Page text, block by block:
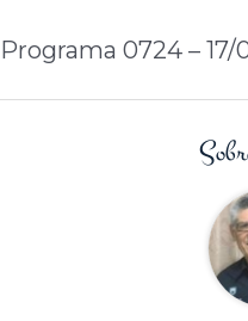
Programa 0724 – 17/